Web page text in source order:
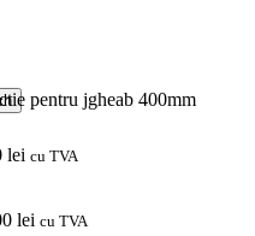
pentru jgheab 400mm
lei cu TVA
lei cu TVA